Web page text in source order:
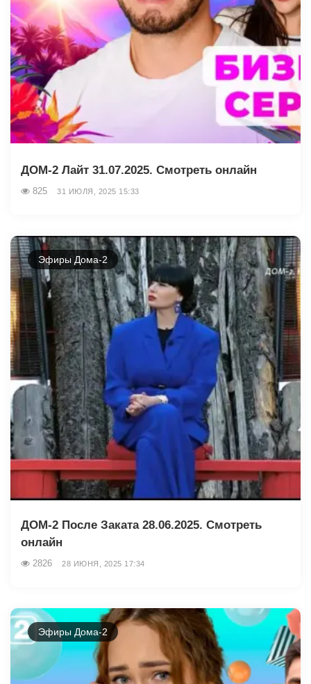
ДОМ-2 Лайт 31.07.2025. Смотреть онлайн
825 31 ИЮЛЯ, 2025 15:33
Эфиры Дома-2
ДОМ-2 После Заката 28.06.2025. Смотреть
онлайн
2826 28 ИЮНЯ, 2025 17:34
Эфиры Дома-2